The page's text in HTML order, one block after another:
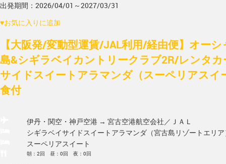
出発期間：2026/04/01～2027/03/31
♥お気に入りに追加
【大阪発/変動型運賃/JAL利用/経由便】オー
島&シギラベイカントリークラブ2R/レンタ
サイドスイートアラマンダ（スーペリアスイ
食付
伊丹・関空・神戸空港 → 宮古空港航空会社／ＪＡＬ
シギラベイサイドスイートアラマンダ（宮古島リゾートエリ
スーペリアスイート
朝：2回 昼：0回 夜：0回